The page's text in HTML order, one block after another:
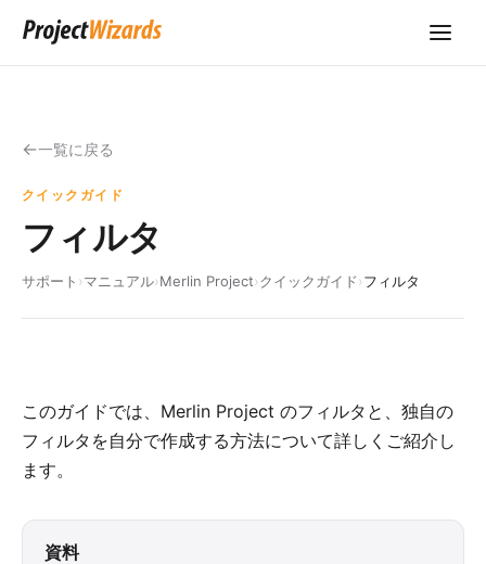
一覧に戻る
クイックガイド
フィルタ
サポート ›マニュアル›Merlin Project›クイックガイド›フィルタ
このガイドでは、Merlin Project のフィルタと、独自の
フィルタを自分で作成する方法について詳しくご紹介し
ます。
資料